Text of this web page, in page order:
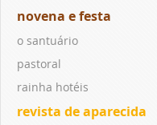
novena e festa
o santuário
pastoral
rainha hotéis
revista de aparecida